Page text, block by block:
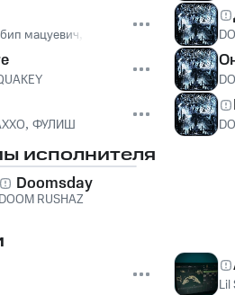
мацуевич BenjaminGotBenz,Jone$
, ФУЛИШ
исполнителя
Doomsday
DOOM RUSHAZ
Lil